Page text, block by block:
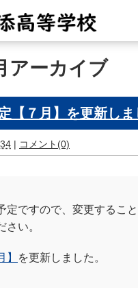
アーカイブ
【７月】を更新しま
| コメント(0)
定ですので、変更すること
さい。
を更新しました。